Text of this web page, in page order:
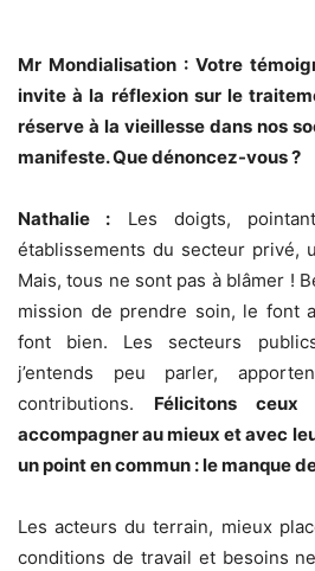
Mr Mondialisation : Votre
invite à la réflexion sur le
réserve à la vieillesse dans nos
manifeste. Que dénoncez-vous ?
Nathalie : Les doigts,
établissements du secteur privé,
Mais, tous ne sont pas à blâmer !
mission de prendre soin, le font
font bien. Les secteurs
j’entends peu parler,
contributions. Félicitons
accompagner au mieux et avec
un point en commun : le manque
Les acteurs du terrain, mieux
conditions de travail et besoins